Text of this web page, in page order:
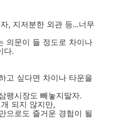
, 지저분한 외관 등...너무
의문이 들 정도로 차이나
다.
고 싶다면 차이나 타운을
팽시장도 빼놓지말자.
되지 않지만,
으로도 즐거운 경험이 될